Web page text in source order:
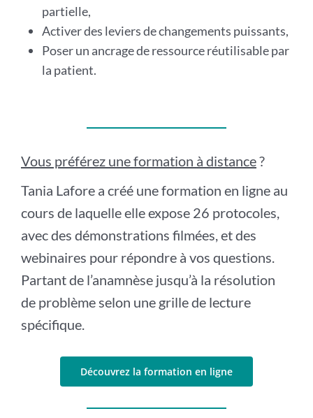
partielle,
Activer des leviers de changements puissants,
Poser un ancrage de ressource réutilisable par
la patient.
Vous préférez une formation à distance?
Tania Lafore a créé une formation en ligne au
cours de laquelle elle expose 26 protocoles,
avec des démonstrations filmées, et des
webinaires pour répondre à vos questions.
Partant de l’anamnèse jusqu’à la résolution
de problème selon une grille de lecture
spécifique.
Découvrez la formation en ligne